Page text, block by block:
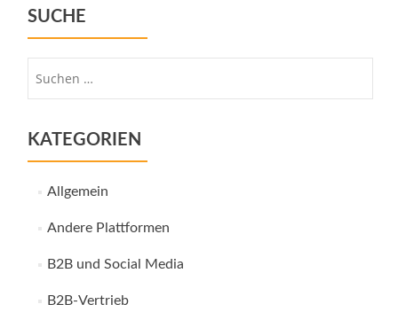
SUCHE
KATEGORIEN
Allgemein
Andere Plattformen
B2B und Social Media
B2B-Vertrieb